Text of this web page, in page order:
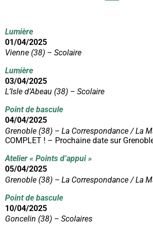
Lumière
01/04/2025
Vienne (38) – Scolaire
Lumière
03/04/2025
L’Isle d’Abeau (38) – Scolaire
Point de bascule
04/04/2025
Grenoble (38) – La Correspondance / La
COMPLET ! – Prochaine date sur
Atelier « Points d’appui »
05/04/2025
Grenoble (38) – La Correspondance / La
Point de bascule
10/04/2025
Goncelin (38) – Scolaires